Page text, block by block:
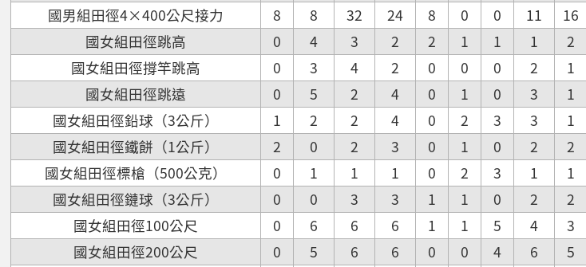
國男組田徑4×400公尺接力
8 8 32 24 8 0 0 11 16
國女組田徑跳高
0 4 3 2 2 1 1 1 2
國女組田徑撐竿跳高
0 3 4 2 0 0 0 2 1
國女組田徑跳遠
0 5 2 4 0 1 0 3 1
國女組田徑鉛球（3公斤）
1 2 2 4 0 2 3 3 1
國女組田徑鐵餅（1公斤）
2 0 2 3 0 1 0 2 2
國女組田徑標槍（500公克）
0 1 1 1 0 2 3 1 1
國女組田徑鏈球（3公斤）
0 0 3 3 1 1 0 2 2
國女組田徑100公尺
0 6 6 6 1 1 5 4 3
國女組田徑200公尺
0 5 6 6 0 0 4 6 5